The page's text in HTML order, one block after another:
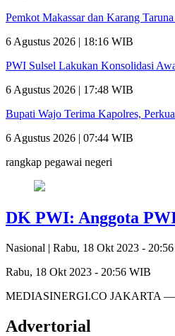
Pemkot Makassar dan Karang
6 Agustus 2026 | 18:16 WIB
PWI Sulsel Lakukan Konsolidasi
6 Agustus 2026 | 17:48 WIB
Bupati Wajo Terima Kapolres,
6 Agustus 2026 | 07:44 WIB
rangkap pegawai negeri
DK PWI: Anggota
Nasional | Rabu, 18 Okt 2023 -
Rabu, 18 Okt 2023 - 20:56 WIB
MEDIASINERGI.CO JAKARTA —
Advertorial